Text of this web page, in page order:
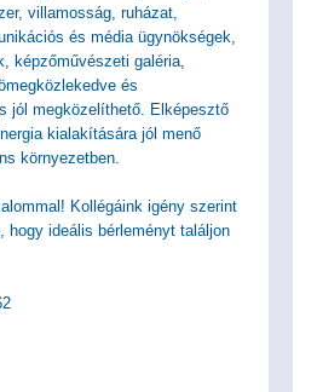
villamosság, ruházat,
és média ügynökségek,
képzőművészeti galéria,
és
jól megközelíthető. Elképesztő
kialakítására jól menő
környezetben.
Kollégáink igény szerint
hogy ideális bérleményt találjon